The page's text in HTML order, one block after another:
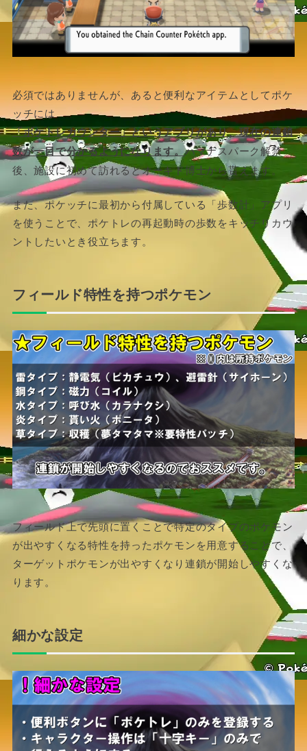
必須ではありませんが、あると便利なアイテムとしてポケ
ッチには
「ポケトレカウンター」というアプリがあり、現在の連鎖
数が一目で分かるようになります。ハマナスパーク解禁
後、施設に初めて訪れるとオーキド博士から貰えます。
また、ポケッチに最初から付属している「歩数計」アプリ
を使うことで、ポケトレの再起動時の歩数をキッチリカウ
ントしたいとき役立ちます。
フィールド特性を持つポケモン
フィールド上で先頭に置くことで特定のタイプのポケモン
が出やすくなる特性を持ったポケモンを用意することで、
ターゲットポケモンが出やすくなり連鎖が開始しやすくな
ります。
細かな設定